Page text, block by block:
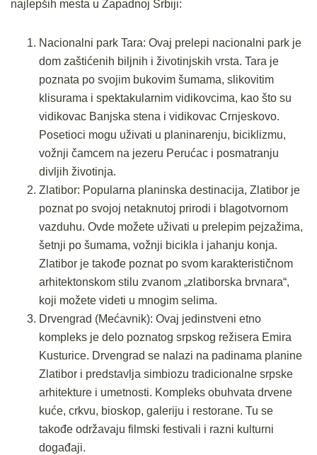
najlepših mesta u Zapadnoj Srbiji:
Nacionalni park Tara: Ovaj prelepi nacionalni park je
dom zaštićenih biljnih i životinjskih vrsta. Tara je
poznata po svojim bukovim šumama, slikovitim
klisurama i spektakularnim vidikovcima, kao što su
vidikovac Banjska stena i vidikovac Crnjeskovo.
Posetioci mogu uživati u planinarenju, biciklizmu,
vožnji čamcem na jezeru Perućac i posmatranju
divljih životinja.
Zlatibor: Popularna planinska destinacija, Zlatibor je
poznat po svojoj netaknutoj prirodi i blagotvornom
vazduhu. Ovde možete uživati u prelepim pejzažima,
šetnji po šumama, vožnji bicikla i jahanju konja.
Zlatibor je takođe poznat po svom karakterističnom
arhitektonskom stilu zvanom „zlatiborska brvnara“,
koji možete videti u mnogim selima.
Drvengrad (Mećavnik): Ovaj jedinstveni etno
kompleks je delo poznatog srpskog režisera Emira
Kusturice. Drvengrad se nalazi na padinama planine
Zlatibor i predstavlja simbiozu tradicionalne srpske
arhitekture i umetnosti. Kompleks obuhvata drvene
kuće, crkvu, bioskop, galeriju i restorane. Tu se
takođe održavaju filmski festivali i razni kulturni
događaji.